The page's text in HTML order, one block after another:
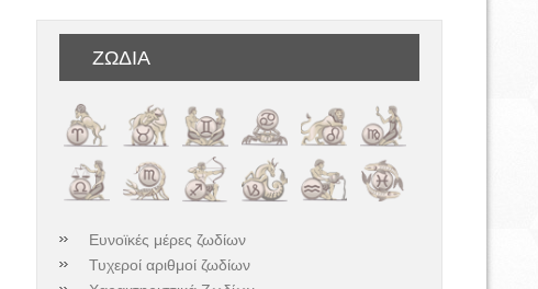
ΖΩΔΙΑ
Ευνοϊκές μέρες ζωδίων
Τυχεροί αριθμοί ζωδίων